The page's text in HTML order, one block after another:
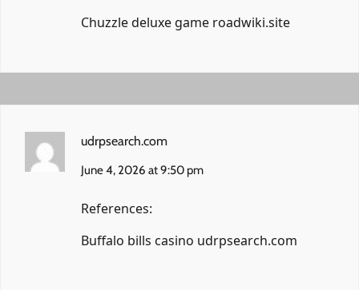
Chuzzle deluxe game roadwiki.site
udrpsearch.com
June 4, 2026 at 9:50 pm
References:
Buffalo bills casino udrpsearch.com